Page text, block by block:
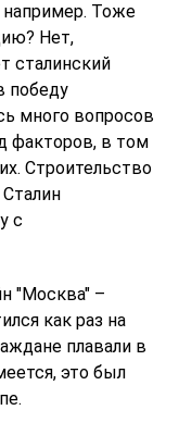
например. Тоже
Нет,
сталинский
победу
много вопросов
факторов, в том
Строительство
с
"Москва" –
как раз на
плавали в
это был